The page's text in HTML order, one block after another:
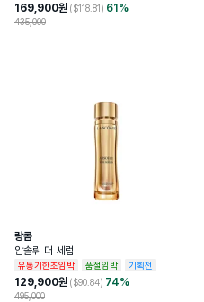
169,900원 ($118.81) 61%
435,000
랑콤
압솔뤼 더 세럼
유통기한초임박 품절임박 기획전
129,900원 ($90.84) 74%
495,000